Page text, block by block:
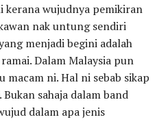
kerana wujudnya pemikiran
nak untung sendiri
menjadi begini adalah
Dalam Malaysia pun
macam ni. Hal ni sebab sikap
sahaja dalam band
dalam apa jenis